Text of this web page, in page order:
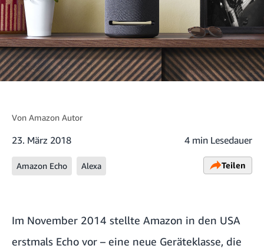
Von Amazon Autor
23. März 2018 4 min Lesedauer
Amazon Echo Alexa Teilen
Im November 2014 stellte Amazon in den USA
erstmals Echo vor – eine neue Geräteklasse, die